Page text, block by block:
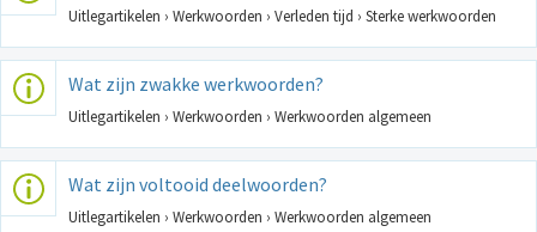
Uitlegartikelen › Werkwoorden › Verleden tijd › Sterke werkwoorden
Wat zijn zwakke werkwoorden?
Uitlegartikelen › Werkwoorden › Werkwoorden algemeen
Wat zijn voltooid deelwoorden?
Uitlegartikelen › Werkwoorden › Werkwoorden algemeen